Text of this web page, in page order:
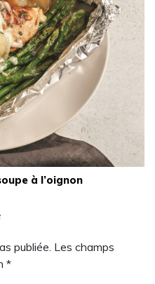
à l’oignon
publiée. Les champs
*